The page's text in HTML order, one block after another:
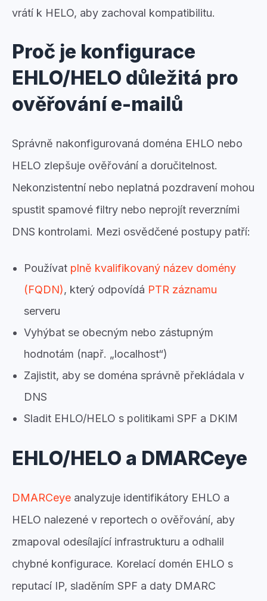
vrátí k HELO, aby zachoval kompatibilitu.
Proč je konfigurace
EHLO/HELO důležitá pro
ověřování e-mailů
Správně nakonfigurovaná doména EHLO nebo
HELO zlepšuje ověřování a doručitelnost.
Nekonzistentní nebo neplatná pozdravení mohou
spustit spamové filtry nebo neprojít reverzními
DNS kontrolami. Mezi osvědčené postupy patří:
Používat plně kvalifikovaný název domény
(FQDN), který odpovídá PTR záznamu
serveru
Vyhýbat se obecným nebo zástupným
hodnotám (např. „localhost“)
Zajistit, aby se doména správně překládala v
DNS
Sladit EHLO/HELO s politikami SPF a DKIM
EHLO/HELO a DMARCeye
DMARCeye analyzuje identifikátory EHLO a
HELO nalezené v reportech o ověřování, aby
zmapoval odesílající infrastrukturu a odhalil
chybné konfigurace. Korelací domén EHLO s
reputací IP, sladěním SPF a daty DMARC